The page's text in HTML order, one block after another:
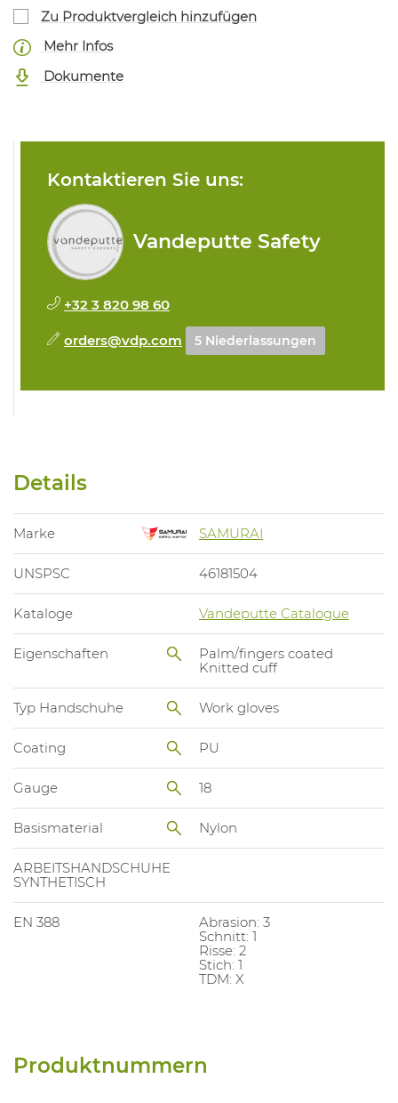
Zu Produktvergleich hinzufügen
Mehr Infos
Dokumente
Kontaktieren Sie uns:
Vandeputte Safety
+32 3 820 98 60
orders@vdp.com 5 Niederlassungen
Details
Marke SAMURAI
UNSPSC 46181504
Kataloge Vandeputte Catalogue
Eigenschaften
Palm/fingers coated
Knitted cuff
Typ Handschuhe Work gloves
Coating PU
Gauge 18
Basismaterial Nylon
ARBEITSHANDSCHUHE
SYNTHETISCH
EN 388
Abrasion: 3
Schnitt: 1
Risse: 2
Stich: 1
TDM: X
Produktnummern